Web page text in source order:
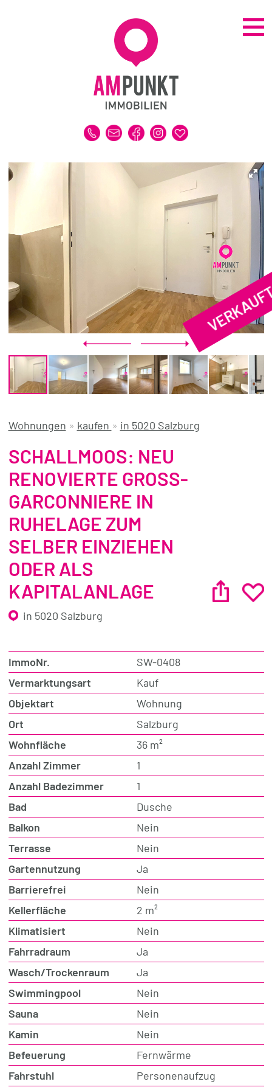
ALLE IMMOBILIEN
GEWERBE
DUBAI-IMMOBILIEN
MERKLISTE
VERKAUFEN | VERMIETEN
IMMOBILIENBEWERTUNG
REFERENZEN
ÜBER UNS
WISSENSWERTES
FÜR KÄUFER
FÜR VERKÄUFER
Wohnungen » kaufen » in 5020 Salzburg
SCHALLMOOS: NEU
RENOVIERTE GROSS-
GARCONNIERE IN
RUHELAGE ZUM
SELBER EINZIEHEN
ODER ALS
KAPITALANLAGE
in 5020 Salzburg
ImmoNr.
SW-0408
Vermarktungsart
Kauf
Objektart
Wohnung
Ort
Salzburg
Wohnfläche
36 m²
Anzahl Zimmer
1
Anzahl Badezimmer
1
Bad
Dusche
Balkon
Nein
Terrasse
Nein
Gartennutzung
Ja
Barrierefrei
Nein
Kellerfläche
2 m²
Klimatisiert
Nein
Fahrradraum
Ja
Wasch/Trockenraum
Ja
Swimmingpool
Nein
Sauna
Nein
Kamin
Nein
Befeuerung
Fernwärme
Fahrstuhl
Personenaufzug